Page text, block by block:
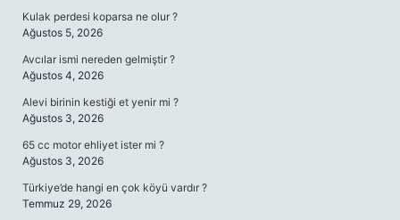
Kulak perdesi koparsa ne olur ?
Ağustos 5, 2026
Avcılar ismi nereden gelmiştir ?
Ağustos 4, 2026
Alevi birinin kestiği et yenir mi ?
Ağustos 3, 2026
65 cc motor ehliyet ister mi ?
Ağustos 3, 2026
Türkiye’de hangi en çok köyü vardır ?
Temmuz 29, 2026